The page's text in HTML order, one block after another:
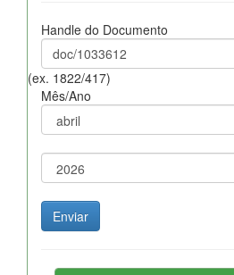
Handle do Documento
(ex. 1822/417)
Mês/Ano